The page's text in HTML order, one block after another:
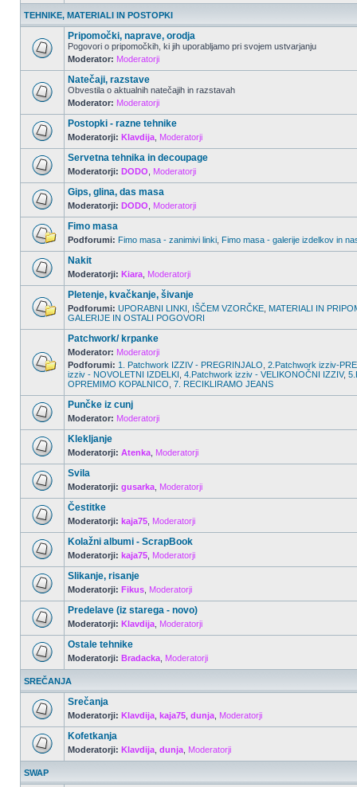
TEHNIKE, MATERIALI IN POSTOPKI
Pripomočki, naprave, orodja
Pogovori o pripomočkih, ki jih uporabljamo pri svojem ustvarjanju
Moderator: Moderatorji
Natečaji, razstave
Obvestila o aktualnih natečajih in razstavah
Moderator: Moderatorji
Postopki - razne tehnike
Moderatorji: Klavdija Moderatorji
Servetna tehnika in decoupage
Moderatorji: DODO Moderatorji
Gips, glina, das masa
Moderatorji: DODO Moderatorji
Fimo masa
Podforumi: Fimo masa - zanimivi linki Fimo masa - galerije izdelkov in
Nakit
Moderatorji: Kiara Moderatorji
Pletenje, kvačkanje, šivanje
Podforumi: UPORABNI LINKI IŠČEM VZORČKE MATERIALI IN
GALERIJE IN OSTALI POGOVORI
Patchwork/ krpanke
Moderator: Moderatorji
Podforumi: 1. Patchwork IZZIV - PREGRINJALO 2.Patchwork izziv-
izziv - NOVOLETNI IZDELKI 4.Patchwork izziv - VELIKONOČNI IZZIV,
OPREMIMO KOPALNICO 7. RECIKLIRAMO JEANS
Punčke iz cunj
Moderator: Moderatorji
Klekljanje
Moderatorji: Atenka Moderatorji
Svila
Moderatorji: gusarka Moderatorji
Čestitke
Moderatorji: kaja75 Moderatorji
Kolažni albumi - ScrapBook
Moderatorji: kaja75 Moderatorji
Slikanje, risanje
Moderatorji: Fikus Moderatorji
Predelave (iz starega - novo)
Moderatorji: Klavdija Moderatorji
Ostale tehnike
Moderatorji: Bradacka Moderatorji
SREČANJA
Srečanja
Moderatorji: Klavdija kaja75 dunja Moderatorji
Kofetkanja
Moderatorji: Klavdija dunja Moderatorji
SWAP